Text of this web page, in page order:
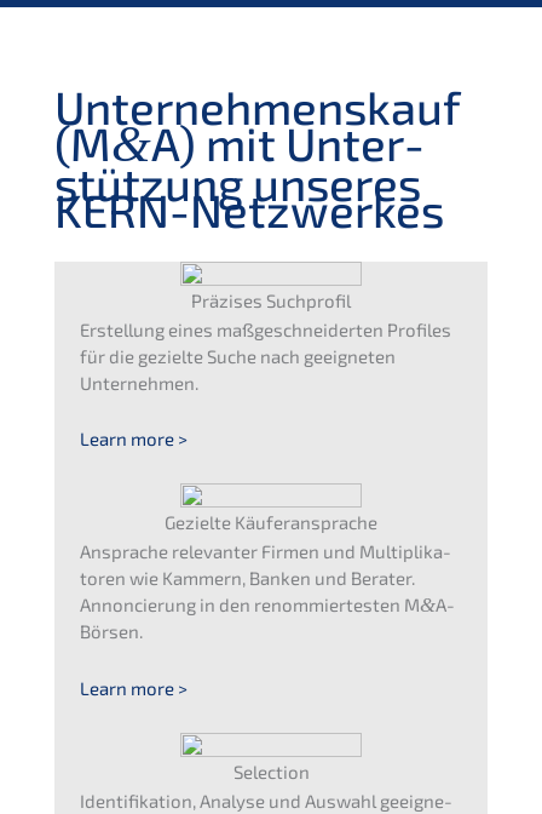
Unter­nehmens­kauf
(M&A) mit Unter­
stüt­zung unseres
KERN-Netzwerkes
Präzi­ses Suchprofil
Erstel­lung eines maßge­schnei­der­ten Profiles
für die geziel­te Suche nach geeig­ne­ten
Unternehmen.
Learn more >
Geziel­te Käuferansprache
Anspra­che relevan­ter Firmen und Multi­pli­ka­
to­ren wie Kammern, Banken und Berater.
Annon­cie­rung in den renom­mier­tes­ten M&A-
Börsen.
Learn more >
Selec­tion
Identi­fi­ka­ti­on, Analy­se und Auswahl geeig­ne­